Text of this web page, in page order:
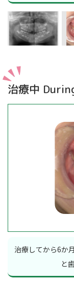
治療中
治療してから6か
と